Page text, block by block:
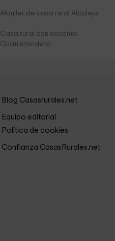
Alquiler de casa rural Alcoleja
Casa rural con encanto
Quatretondeta
Blog Casasrurales.net
Equipo editorial
Política de cookies
Confianza CasasRurales.net